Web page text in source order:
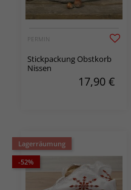
PERMIN
Stickpackung Obstkorb
Nissen
17,90 €
Lagerräumung
-52%